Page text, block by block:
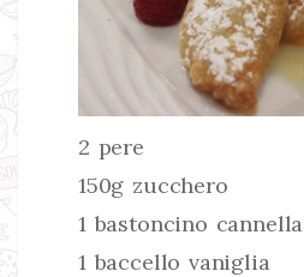
2 pere
150g zucchero
1 bastoncino cannella
1 baccello vaniglia